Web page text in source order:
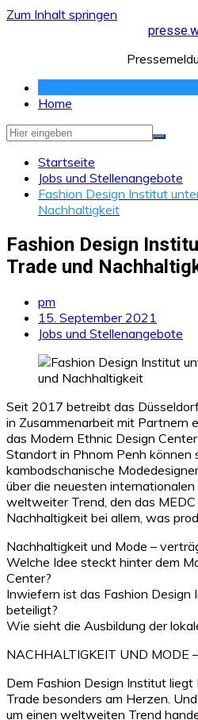
Zum Inhalt springen
Home
Startseite
Jobs und Stellenangebote
Fashion Design Institut
Nachhaltigkeit
Fashion Design
Trade und
pm
15. September 2021
Jobs und Stellenangebote
Seit 2017 betreibt das
in Zusammenarbeit mit Partnern
das Modern Ethnic Design
Standort in Phnom Penh können
kambodschanische
über die neuesten internationalen
weltweiter Trend, den das
Nachhaltigkeit bei allem, was
Nachhaltigkeit und Mode –
Welche Idee steckt hinter dem
Center?
Inwiefern ist das Fashion Design
beteiligt?
Wie sieht die Ausbildung der
NACHHALTIGKEIT UND MODE
Dem Fashion Design Institut
Trade besonders am Herzen.
um einen weltweiten Trend